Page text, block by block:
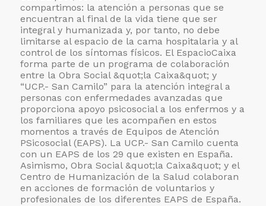
compartimos: la atención a personas que se
encuentran al final de la vida tiene que ser
integral y humanizada y, por tanto, no debe
limitarse al espacio de la cama hospitalaria y al
control de los síntomas físicos. El EspacioCaixa
forma parte de un programa de colaboración
entre la Obra Social &quot;la Caixa&quot; y
“UCP.- San Camilo” para la atención integral a
personas con enfermedades avanzadas que
proporciona apoyo psicosocial a los enfermos y a
los familiares que les acompañen en estos
momentos a través de Equipos de Atención
PSicosocial (EAPS). La UCP.- San Camilo cuenta
con un EAPS de los 29 que existen en España.
Asimismo, Obra Social &quot;la Caixa&quot; y el
Centro de Humanización de la Salud colaboran
en acciones de formación de voluntarios y
profesionales de los diferentes EAPS de España.